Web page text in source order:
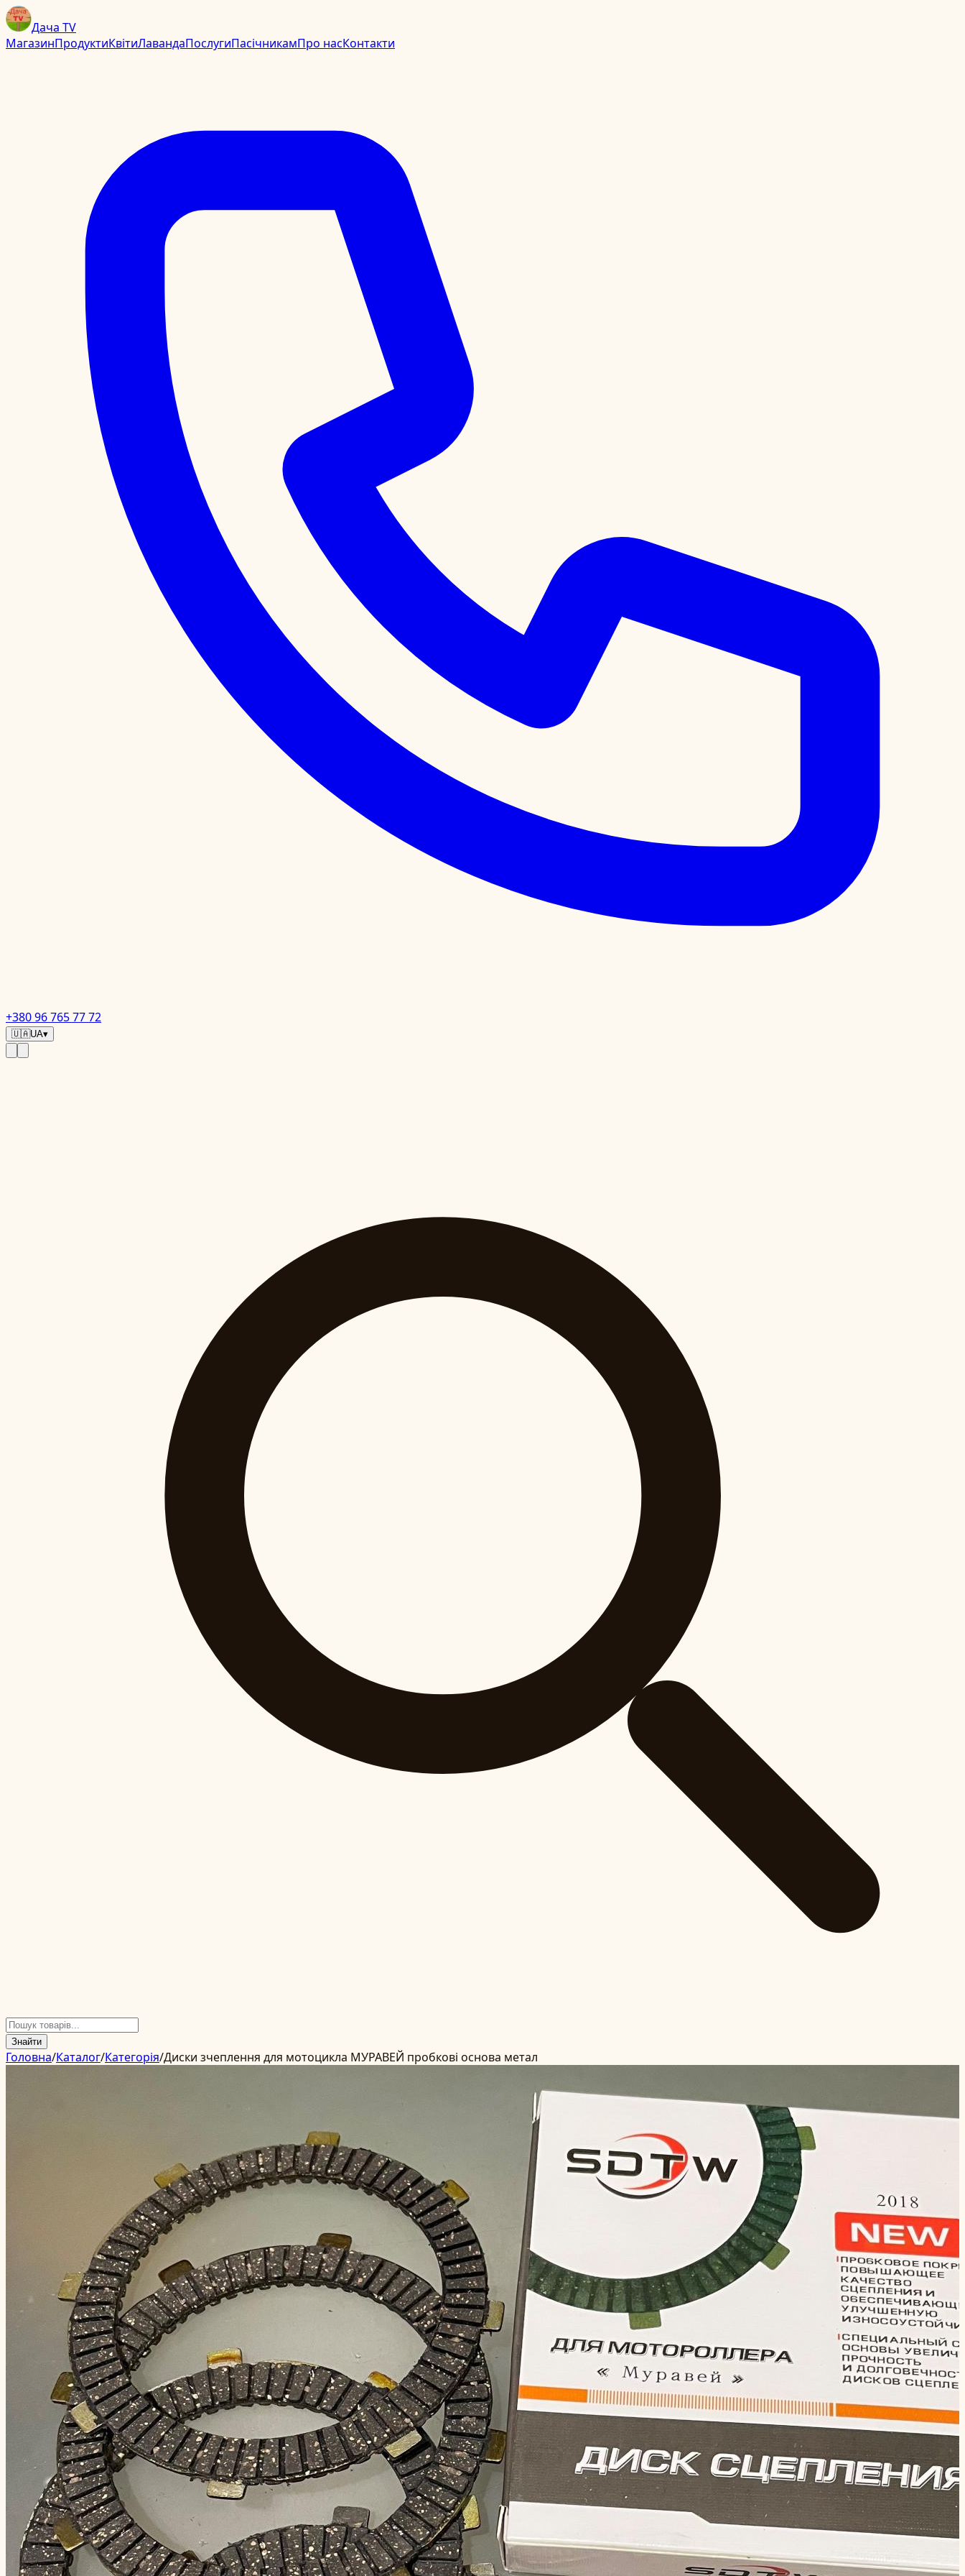
Дача TV
МагазинПродуктиКвітиЛавандаПослугиПасічникамПро насКонтакти
+380 96 765 77 72
🇺🇦UA▾
Знайти
Головна/Каталог/Категорія/Диски зчеплення для мотоцикла МУРАВЕЙ пробкові основа метал